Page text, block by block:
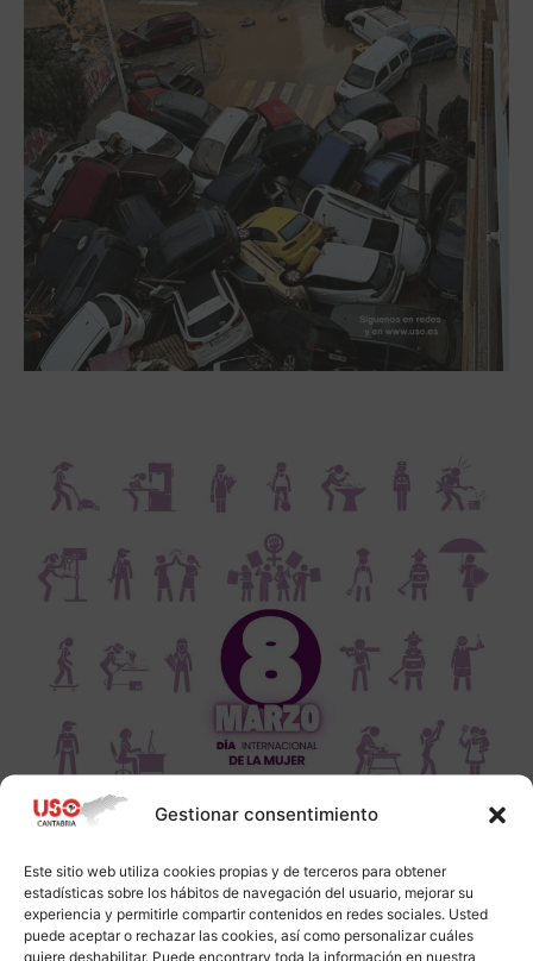
Gestionar consentimiento
Este sitio web utiliza cookies propias y de terceros para obtener
estadísticas sobre los hábitos de navegación del usuario, mejorar su
experiencia y permitirle compartir contenidos en redes sociales. Usted
puede aceptar o rechazar las cookies, así como personalizar cuáles
quiere deshabilitar. Puede encontrarv toda la información en nuestra